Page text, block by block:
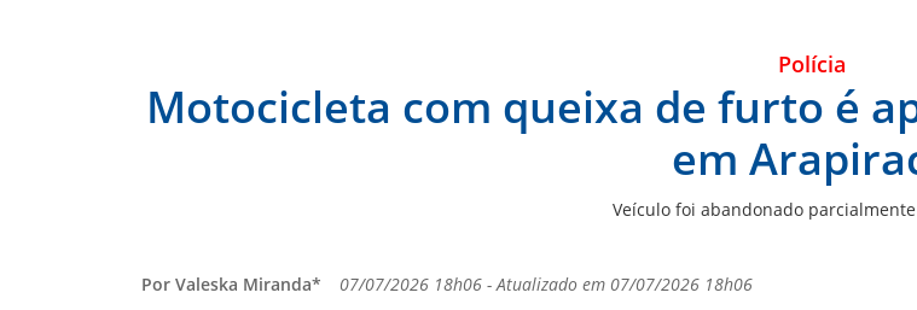
Polícia
Motocicleta com queixa de furto é
em
Veículo foi abandonado
Por Valeska Miranda* 07/07/2026 18h06 - Atualizado em 07/07/2026 18h06